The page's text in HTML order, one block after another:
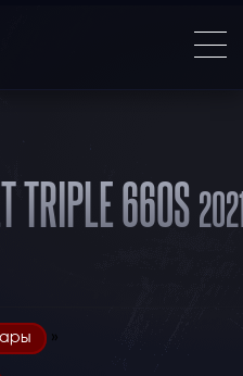
TRIPLE 660S
»